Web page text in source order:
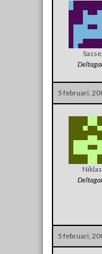
Sasse
5 februari,
Niklas
5 februari,